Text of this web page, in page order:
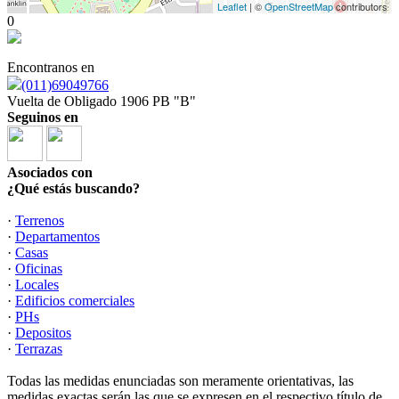
Leaflet | ©OpenStreetMapcontributors
0
Encontranos en
(011)69049766
Vuelta de Obligado 1906 PB "B"
Seguinos en
Asociados con
¿Qué estás buscando?
· Terrenos
· Departamentos
· Casas
· Oficinas
· Locales
· Edificios comerciales
· PHs
· Depositos
· Terrazas
Todas las medidas enunciadas son meramente orientativas, las